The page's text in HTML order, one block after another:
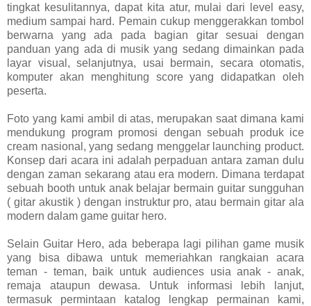
tingkat kesulitannya, dapat kita atur, mulai dari level easy,
medium sampai hard. Pemain cukup menggerakkan tombol
berwarna yang ada pada bagian gitar sesuai dengan
panduan yang ada di musik yang sedang dimainkan pada
layar visual, selanjutnya, usai bermain, secara otomatis,
komputer akan menghitung score yang didapatkan oleh
peserta.
Foto yang kami ambil di atas, merupakan saat dimana kami
mendukung program promosi dengan sebuah produk ice
cream nasional, yang sedang menggelar launching product.
Konsep dari acara ini adalah perpaduan antara zaman dulu
dengan zaman sekarang atau era modern. Dimana terdapat
sebuah booth untuk anak belajar bermain guitar sungguhan
( gitar akustik ) dengan instruktur pro, atau bermain gitar ala
modern dalam game guitar hero.
Selain Guitar Hero, ada beberapa lagi pilihan game musik
yang bisa dibawa untuk memeriahkan rangkaian acara
teman - teman, baik untuk audiences usia anak - anak,
remaja ataupun dewasa. Untuk informasi lebih lanjut,
termasuk permintaan katalog lengkap permainan kami,